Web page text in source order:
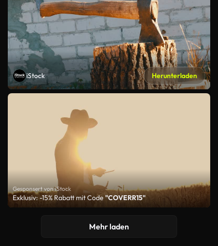
iStock Herunterladen
Gesponsert von iStock
Exklusiv: -15% Rabatt mit Code"COVERR15"
Mehr laden